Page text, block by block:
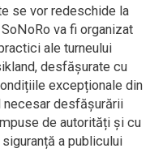
se vor redeschide la
va fi organizat
ale turneului
desfășurate cu
excepționale din
necesar desfășurării
de autorități și cu
a publicului